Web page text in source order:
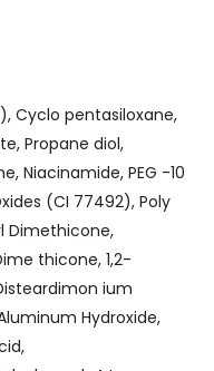
Cyclo pentasiloxane,
Propane diol,
Niacinamide, PEG -10
(CI 77492), Poly
Dimethicone,
thicone, 1,2-
ium
Hydroxide,